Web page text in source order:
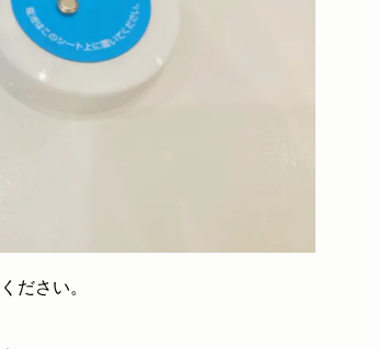
ださい。